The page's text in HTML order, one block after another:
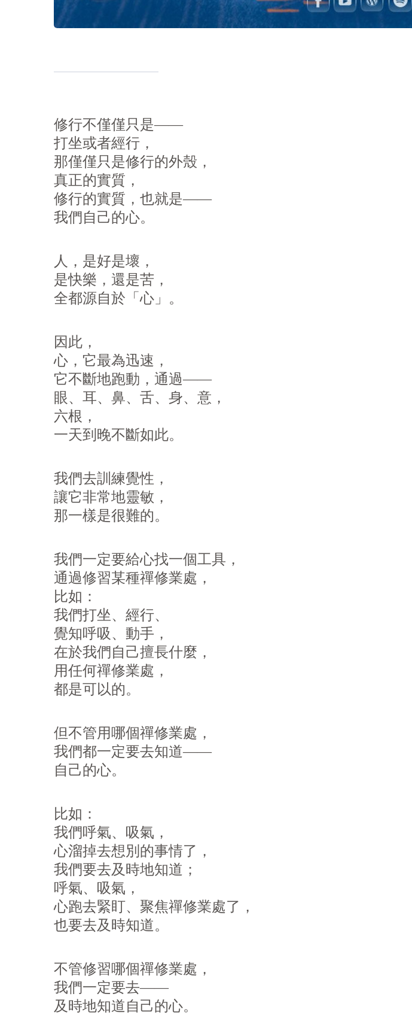
修行不僅僅只是——
打坐或者經行，
那僅僅只是修行的外殼，
真正的實質，
修行的實質，也就是——
我們自己的心。
人，是好是壞，
是快樂，還是苦，
全都源自於「心」。
因此，
心，它最為迅速，
它不斷地跑動，通過——
眼、耳、鼻、舌、身、意，
六根，
一天到晚不斷如此。
我們去訓練覺性，
讓它非常地靈敏，
那一樣是很難的。
我們一定要給心找一個工具，
通過修習某種禪修業處，
比如：
我們打坐、經行、
覺知呼吸、動手，
在於我們自己擅長什麼，
用任何禪修業處，
都是可以的。
但不管用哪個禪修業處，
我們都一定要去知道——
自己的心。
比如：
我們呼氣、吸氣，
心溜掉去想別的事情了，
我們要去及時地知道；
呼氣、吸氣，
心跑去緊盯、聚焦禪修業處了，
也要去及時知道。
不管修習哪個禪修業處，
我們一定要去——
及時地知道自己的心。